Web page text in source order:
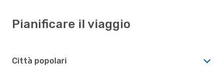
Pianificare il viaggio
Città popolari